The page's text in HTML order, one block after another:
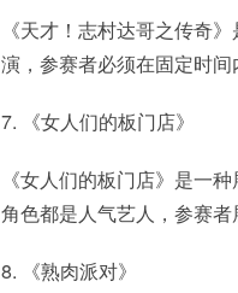
《天才！志村达哥之传奇
演，参赛者必须在固定时间
7. 《女人们的板门店》
《女人们的板门店》是一
角色都是人气艺人，参赛者
8. 《熟肉派对》